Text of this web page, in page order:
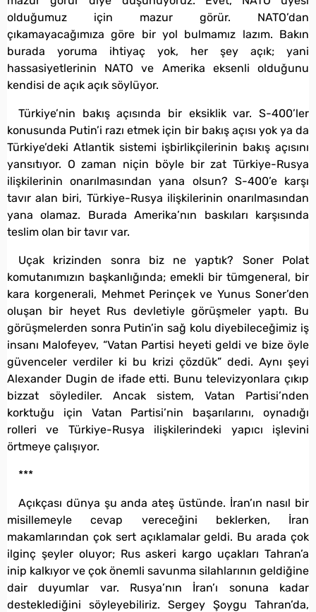
olduğumuz için mazur görür. NATO’dan
çıkamayacağımıza göre bir yol bulmamız lazım. Bakın
burada yoruma ihtiyaç yok, her şey açık; yani
hassasiyetlerinin NATO ve Amerika eksenli olduğunu
kendisi de açık açık söylüyor.
Türkiye’nin bakış açısında bir eksiklik var. S-400’ler
konusunda Putin’i razı etmek için bir bakış açısı yok ya da
Türkiye’deki Atlantik sistemi işbirlikçilerinin bakış açısını
yansıtıyor. O zaman niçin böyle bir zat Türkiye-Rusya
ilişkilerinin onarılmasından yana olsun? S-400’e karşı
tavır alan biri, Türkiye-Rusya ilişkilerinin onarılmasından
yana olamaz. Burada Amerika’nın baskıları karşısında
teslim olan bir tavır var.
Uçak krizinden sonra biz ne yaptık? Soner Polat
komutanımızın başkanlığında; emekli bir tümgeneral, bir
kara korgenerali, Mehmet Perinçek ve Yunus Soner’den
oluşan bir heyet Rus devletiyle görüşmeler yaptı. Bu
görüşmelerden sonra Putin’in sağ kolu diyebileceğimiz iş
insanı Malofeyev, “Vatan Partisi heyeti geldi ve bize öyle
güvenceler verdiler ki bu krizi çözdük” dedi. Aynı şeyi
Alexander Dugin de ifade etti. Bunu televizyonlara çıkıp
bizzat söylediler. Ancak sistem, Vatan Partisi’nden
korktuğu için Vatan Partisi’nin başarılarını, oynadığı
rolleri ve Türkiye-Rusya ilişkilerindeki yapıcı işlevini
örtmeye çalışıyor.
***
Açıkçası dünya şu anda ateş üstünde. İran’ın nasıl bir
misillemeyle cevap vereceğini beklerken, İran
makamlarından çok sert açıklamalar geldi. Bu arada çok
ilginç şeyler oluyor; Rus askeri kargo uçakları Tahran’a
inip kalkıyor ve çok önemli savunma silahlarının geldiğine
dair duyumlar var. Rusya’nın İran’ı sonuna kadar
desteklediğini söyleyebiliriz. Sergey Şoygu Tahran’da,